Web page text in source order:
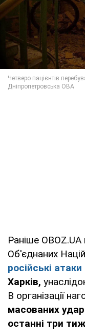
Раніше
Об'єднаних Націй
російські атаки
Харків,
В організації
масованих
останні три